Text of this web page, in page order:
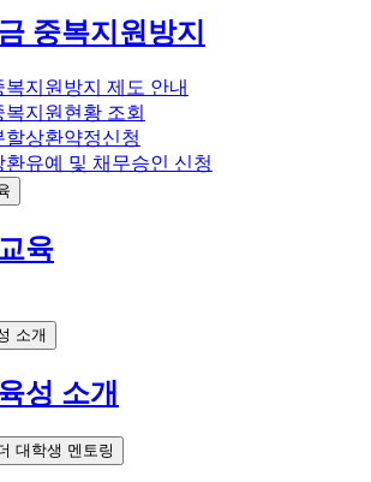
중복지원방지
복지원방지 제도 안내
복지원현황 조회
할상환약정신청
환유예 및 채무승인 신청
육
소개
성 소개
대학생 멘토링